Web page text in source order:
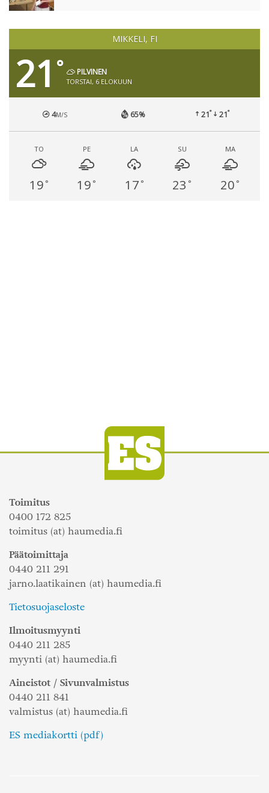
MIKKELI, FI
21 ° PILVINEN
TORSTAI, 6 ELOKUUN
4M/S 65% 21° 21°
TO
19 °
PE
19 °
LA
17 °
SU
23 °
MA
20 °
Toimitus
0400 172 825
toimitus (at) haumedia.fi
Päätoimittaja
0440 211 291
jarno.laatikainen (at) haumedia.fi
Tietosuojaseloste
Ilmoitusmyynti
0440 211 285
myynti (at) haumedia.fi
Aineistot / Sivunvalmistus
0440 211 841
valmistus (at) haumedia.fi
ES mediakortti (pdf)